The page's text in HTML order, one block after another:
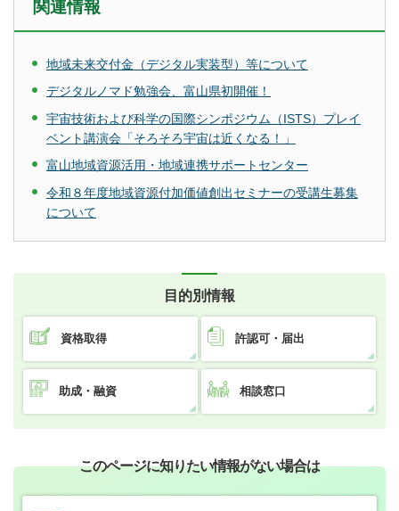
関連情報
地域未来交付金（デジタル実装型）等について
デジタルノマド勉強会、富山県初開催！
宇宙技術および科学の国際シンポジウム（ISTS）プレイ
ベント講演会「そろそろ宇宙は近くなる！」
富山地域資源活用・地域連携サポートセンター
令和８年度地域資源付加価値創出セミナーの受講生募集
について
目的別情報
資格取得 許認可・届出
助成・融資 相談窓口
このページに知りたい情報がない場合は